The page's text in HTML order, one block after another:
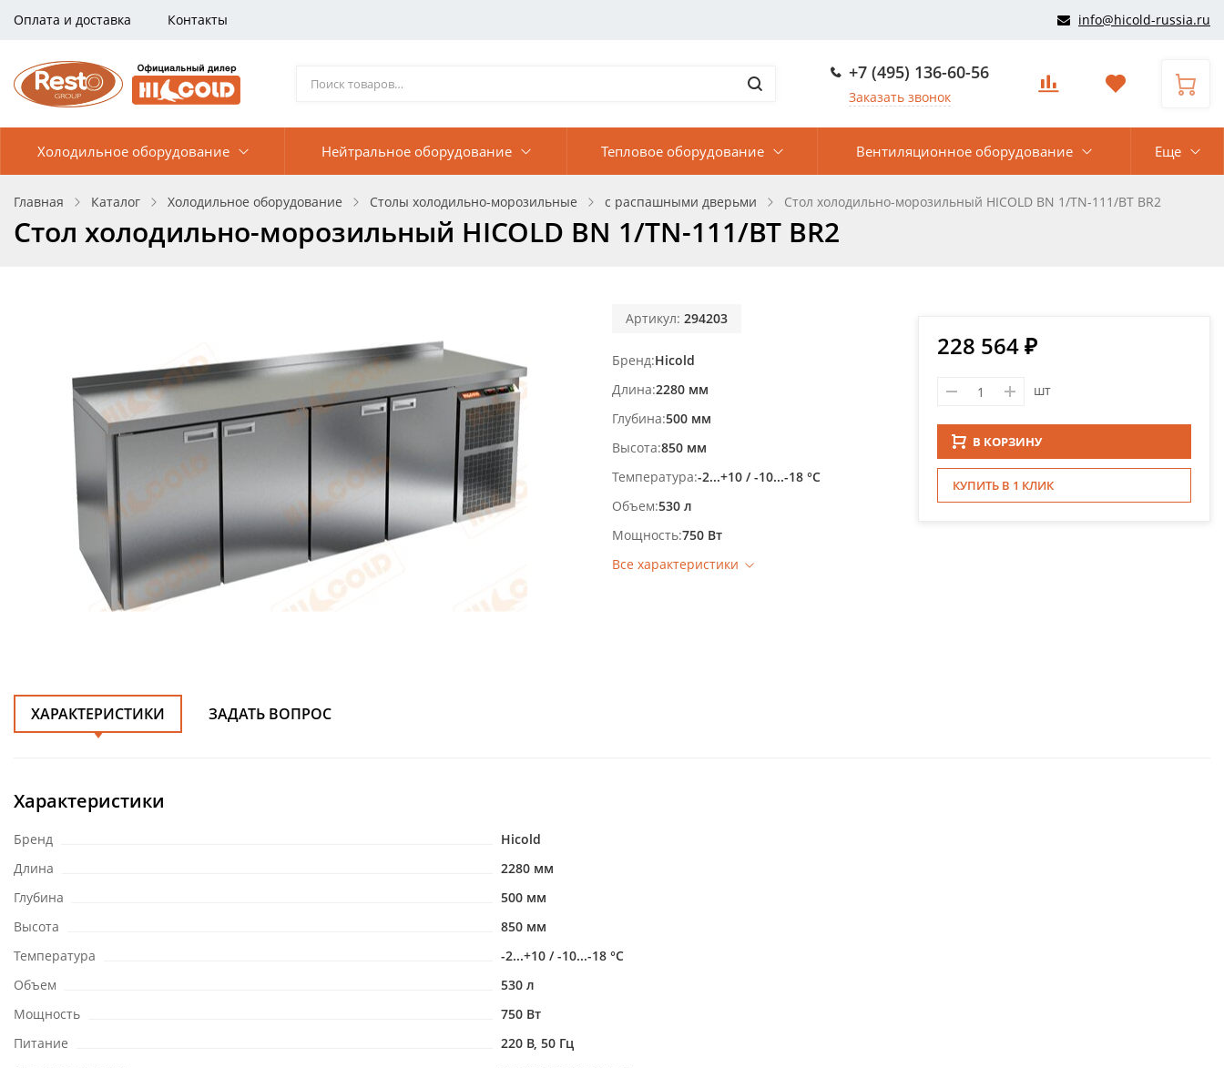
Оплата и доставка Контакты info@hicold-russia.ru
+7 (495) 136-60-56
Заказать звонок
Холодильное оборудование Нейтральное оборудование Тепловое оборудование Вентиляционное оборудование Еще
Главная Каталог Холодильное оборудование Столы холодильно-морозильные с распашными дверьми Стол холодильно-морозильный HICOLD BN 1/TN-111/BT BR2
Стол холодильно-морозильный HICOLD BN 1/TN-111/BT BR2
Артикул: 294203
Бренд Hicold
Длина 2280 мм
Глубина 500 мм
Высота 850 мм
Температура -2...+10 / -10...-18 °С
Объем 530 л
Мощность 750 Вт
Все характеристики
228 564 ₽
шт
В КОРЗИНУ
КУПИТЬ В 1 КЛИК
ХАРАКТЕРИСТИКИ ЗАДАТЬ ВОПРОС
Характеристики
Бренд
Hicold
Длина
2280 мм
Глубина
500 мм
Высота
850 мм
Температура
-2...+10 / -10...-18 °С
Объем
530 л
Мощность
750 Вт
Питание
220 В, 50 Гц